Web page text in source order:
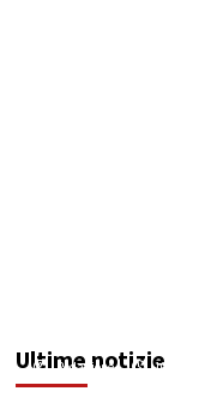
Ultime notizie
Redazione 10/08/2026